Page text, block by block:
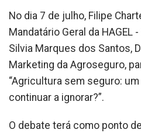
No dia 7 de julho, Filipe
Mandatário Geral da HAGEL
Silvia Marques dos Santos,
Marketing da Agroseguro,
“Agricultura sem seguro:
continuar a ignorar?”.
O debate terá como ponto